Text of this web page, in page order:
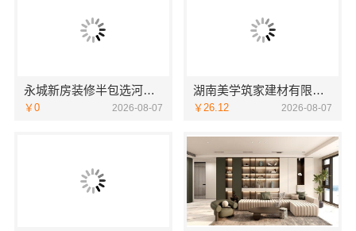
永城新房装修半包选河南璟臻环保建材有限公司省心省力
￥0 2026-08-07
湖南美学筑家建材有限公司别墅装修，源头直供建材
￥26.12 2026-08-07